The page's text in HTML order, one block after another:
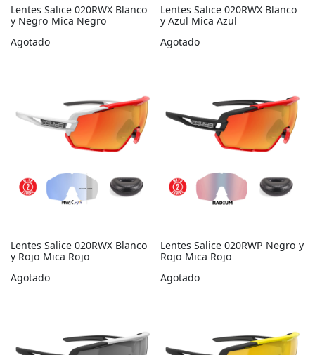
Lentes Salice 020RWX Blanco
y Negro Mica Negro
Agotado
Lentes Salice 020RWX Blanco
y Azul Mica Azul
Agotado
Lentes Salice 020RWX Blanco
y Rojo Mica Rojo
Agotado
Lentes Salice 020RWP Negro y
Rojo Mica Rojo
Agotado